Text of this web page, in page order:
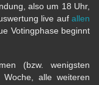
also um 18 Uhr,
live auf allen
Votingphase beginnt
(bzw. wenigsten
alle weiteren